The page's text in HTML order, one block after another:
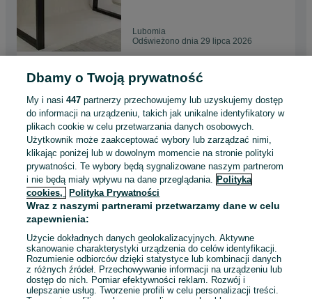
Lubomia
Odświeżono dnia 29 lipca 2026
BIURKO LOFT NA WYMIAR –
Metalowa rama + blat –
producent
888 zł
Lubomia
Odświeżono dnia 29 lipca 2026
Stolik kawowy ława loft loftowy
metalowe nogi industrialny
Lubomia
Odświeżono dnia 29 lipca 2026
Dbamy o Twoją prywatność
My i nasi447 partnerzy przechowujemy lub uzyskujemy dostęp
do informacji na urządzeniu, takich jak unikalne identyfikatory w
plikach cookie w celu przetwarzania danych osobowych.
Użytkownik może zaakceptować wybory lub zarządzać nimi,
klikając poniżej lub w dowolnym momencie na stronie polityki
prywatności. Te wybory będą sygnalizowane naszym partnerom
i nie będą miały wpływu na dane przeglądania. Polityka
cookies,
Polityka Prywatności
Wraz z naszymi partnerami przetwarzamy dane w celu
zapewnienia:
Użycie dokładnych danych geolokalizacyjnych. Aktywne
skanowanie charakterystyki urządzenia do celów identyfikacji.
Rozumienie odbiorców dzięki statystyce lub kombinacji danych
z różnych źródeł. Przechowywanie informacji na urządzeniu lub
dostęp do nich. Pomiar efektywności reklam. Rozwój i
ulepszanie usług. Tworzenie profili w celu personalizacji treści.